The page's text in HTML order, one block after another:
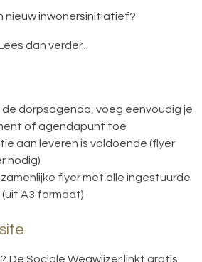
nieuw inwonersinitiatief?
dan verder...
de dorpsagenda, voeg eenvoudig je
of agendapunt toe
aan leveren is voldoende (flyer
nodig)
flyer met alle ingestuurde
A3 formaat)
De Sociale Wegwijzer linkt gratis